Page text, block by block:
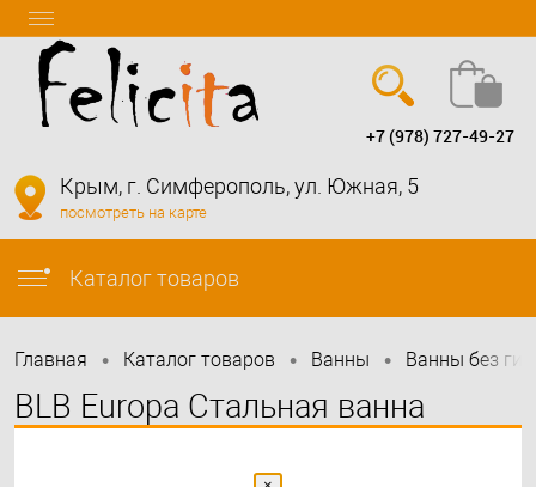
info@felicita-crimea.ru
+7 (978) 727-49-27
Крым, г. Симферополь, ул. Южная, 5
посмотреть на карте
Каталог товаров
Главная • Каталог товаров • Bанны • Ванны без
BLB Europa Cтальная ванна